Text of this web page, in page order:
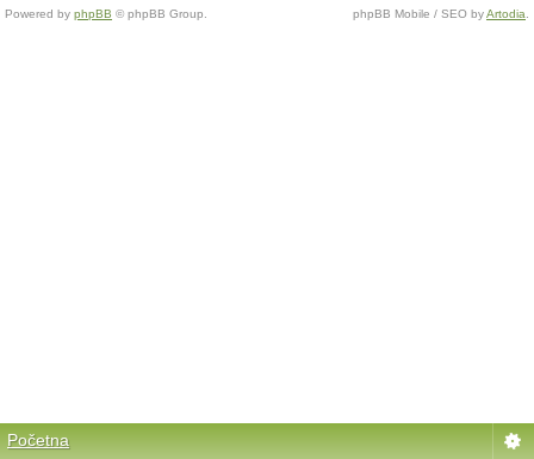
Powered by phpBB © phpBB Group. phpBB Mobile / SEO byArtodia
Početna